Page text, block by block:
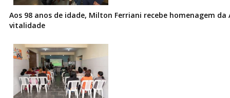
Aos 98 anos de idade, Milton Ferriani recebe homenagem da
vitalidade